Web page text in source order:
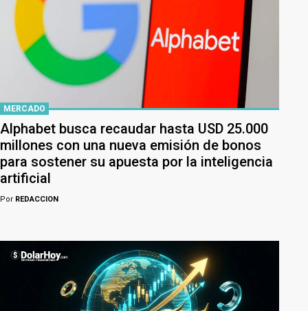
MERCADO
Alphabet busca recaudar hasta USD 25.000
millones con una nueva emisión de bonos
para sostener su apuesta por la inteligencia
artificial
Por REDACCION